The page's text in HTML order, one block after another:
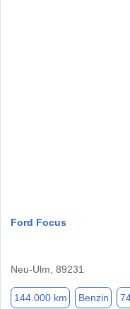
Ford Focus
Neu-Ulm, 89231
144.000 km Benzin